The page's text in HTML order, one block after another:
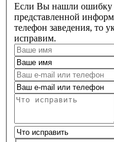
Если Вы нашли ошибку
представленной
телефон заведения, то
исправим.